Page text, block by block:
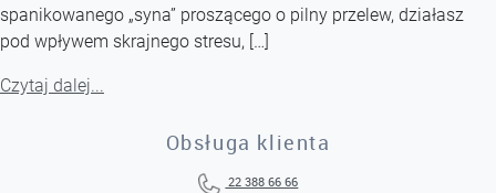
spanikowanego „syna” proszącego o pilny przelew, działasz
pod wpływem skrajnego stresu, […]
Czytaj dalej...
Obsługa klienta
22 388 66 66